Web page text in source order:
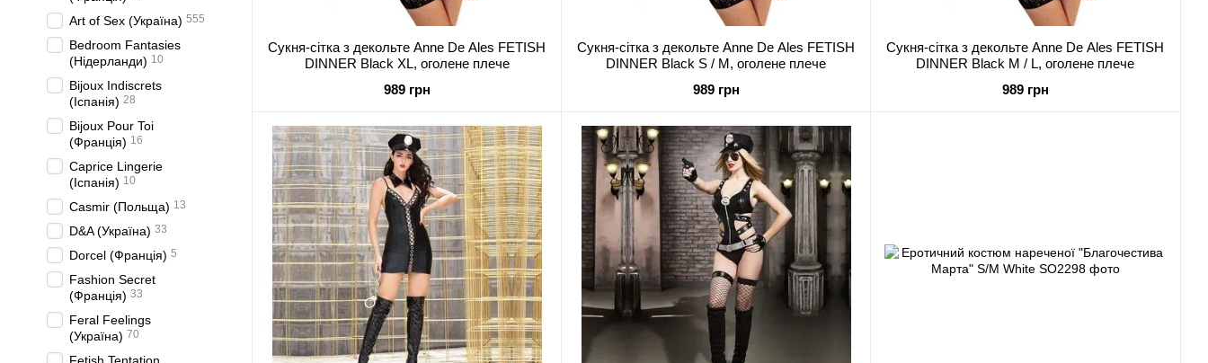
Сукня-сітка з декольте Anne De Ales FETISH
DINNER Black XL, оголене плече
989 грн
Сукня-сітка з декольте Anne De Ales FETISH
DINNER Black S / M, оголене плече
989 грн
Сукня-сітка з декольте Anne De Ales FETISH
DINNER Black M / L, оголене плече
989 грн
Art of Sex (Україна) 555
Bedroom Fantasies
(Нідерланди) 10
Bijoux Indiscrets
(Іспанія) 28
Bijoux Pour Toi
(Франція) 16
Caprice Lingerie
(Іспанія) 10
Casmir (Польща) 13
D&A (Україна) 33
Dorcel (Франція) 5
Fashion Secret
(Франція) 33
Feral Feelings
(Україна) 70